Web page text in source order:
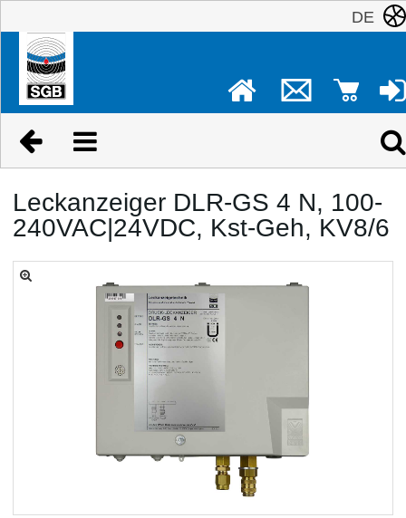
DE
Leckanzeiger DLR-GS 4 N, 100-
240VAC|24VDC, Kst-Geh, KV8/6